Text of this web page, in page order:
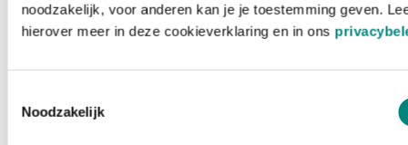
noodzakelijk, voor anderen kan je je toestemming geven.
hierover meer in deze cookieverklaring en in ons
Noodzakelijk